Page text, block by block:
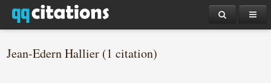
Jean-Edern Hallier (1 citation)